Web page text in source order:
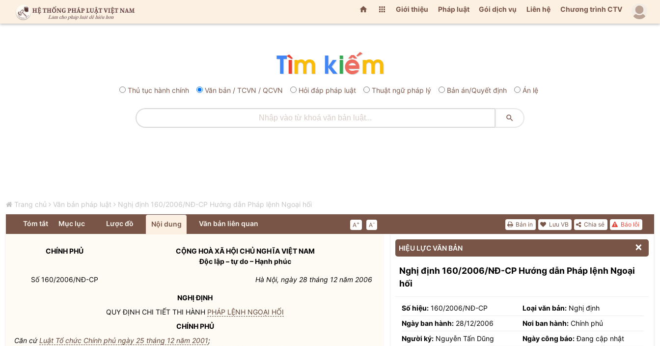
  Giới thiệu Pháp luật Gói dịch vụ Liên hệ Chương trình CTV
Thủ tục hành chính Văn bản / TCVN / QCVN Hỏi đáp pháp luật Thuật ngữ pháp lý Bản án/Quyết định Án lệ

Trang chủ Văn bản pháp luật Nghị định 160/2006/NĐ-CP Hướng dẫn Pháp lệnh Ngoại hối
Tóm tắt Mục lục Lược đồ Nội dung Văn bản liên quan A+ A- Báo lỗi
Chia sẻ
Lưu VB
Bản in
CHÍNH PHỦ
CỘNG HOÀ XÃ HỘI CHỦ NGHĨA VIỆT NAM
Độc lập – tự do – Hạnh phúc
Số 160/2006/NĐ-CP Hà Nội, ngày 28 tháng 12 năm 2006
NGHỊ ĐỊNH
QUY ĐỊNH CHI TIẾT THI HÀNH PHÁP LỆNH NGOẠI HỐI
CHÍNH PHỦ
Căn cứLuật Tổ chức Chính phủ ngày 25 tháng 12 năm 2001;
HIỆU LỰC VĂN BẢN 
Nghị định 160/2006/NĐ-CP Hướng dẫn Pháp lệnh Ngoại
hối
Số hiệu: 160/2006/NĐ-CP Loại văn bản: Nghị định
Ngày ban hành: 28/12/2006 Nơi ban hành: Chính phủ
Người ký: Nguyễn Tấn Dũng Ngày công báo:Đang cập nhật